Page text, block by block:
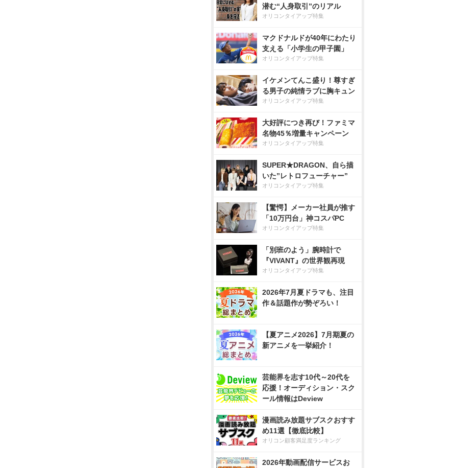
潜む“人身取引”のリアル
オリコンタイアップ特集
マクドナルドが40年にわたり
支える「小学生の甲子園」
オリコンタイアップ特集
イケメンてんこ盛り！尊すぎ
る男子の純情ラブに胸キュン
オリコンタイアップ特集
大好評につき再び！ファミマ
名物45％増量キャンペーン
オリコンタイアップ特集
SUPER★DRAGON、自ら描
いた”レトロフューチャー”
オリコンタイアップ特集
【驚愕】メーカー社員が推す
「10万円台」神コスパPC
オリコンタイアップ特集
「別班のよう」腕時計で
『VIVANT』の世界観再現
オリコンタイアップ特集
2026年7月夏ドラマも、注目
作＆話題作が勢ぞろい！
【夏アニメ2026】7月期夏の
新アニメを一挙紹介！
芸能界を志す10代～20代を
応援！オーディション・スク
ール情報はDeview
漫画読み放題サブスクおすす
め11選【徹底比較】
オリコン顧客満足度ランキング
2026年動画配信サービスお